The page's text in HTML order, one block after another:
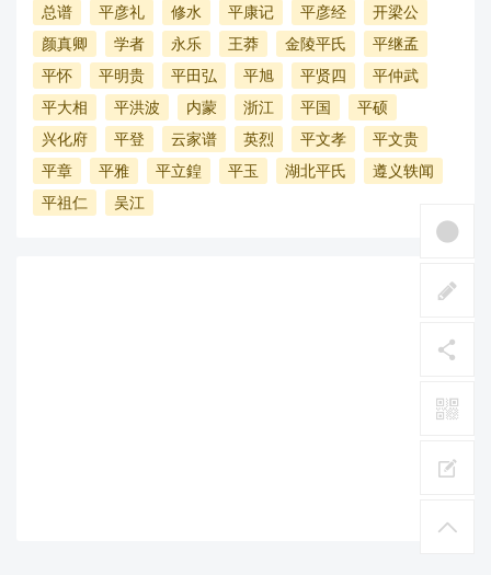
总谱
平彦礼 修水 平康记 平彦经
开梁公
颜真卿
学者 永乐 王莽 金陵平氏
平继孟
平怀
平明贵 平田弘 平旭 平贤四
平仲武
平大相
平洪波 内蒙 浙江 平国
平硕
兴化府
平登 云家谱 英烈 平文孝
平文贵
平章
平雅 平立鍠 平玉 湖北平氏
遵义轶闻
平祖仁
吴江